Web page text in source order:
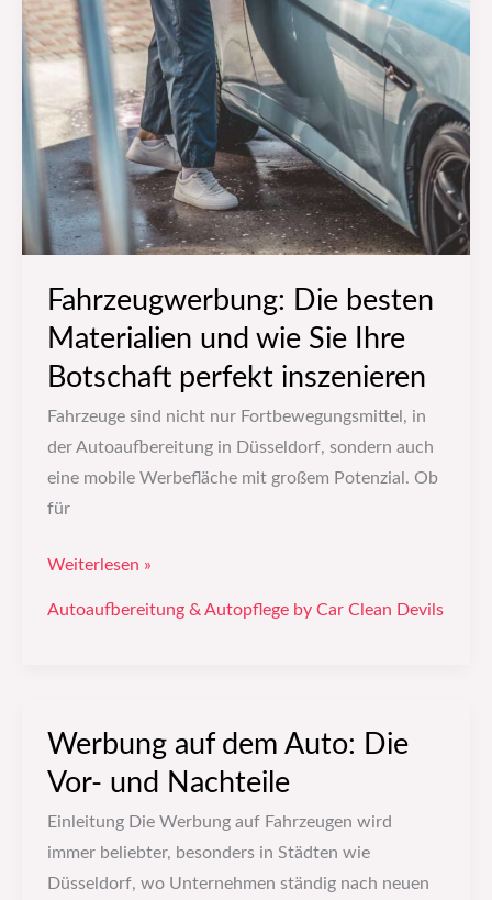
Fahrzeugwerbung: Die besten
Materialien und wie Sie Ihre
Botschaft perfekt inszenieren
Fahrzeuge sind nicht nur Fortbewegungsmittel, in
der Autoaufbereitung in Düsseldorf, sondern auch
eine mobile Werbefläche mit großem Potenzial. Ob
für
Weiterlesen »
Autoaufbereitung & Autopflege by Car Clean Devils
Werbung auf dem Auto: Die
Vor- und Nachteile
Einleitung Die Werbung auf Fahrzeugen wird
immer beliebter, besonders in Städten wie
Düsseldorf, wo Unternehmen ständig nach neuen
Werbung
auf
Auto:
Die
Vor-